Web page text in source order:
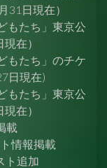
31日現在）
もたち」東京公
在）
もたち」のチケ
日現在)
もたち」東京公
在）
載
情報掲載
ト追加